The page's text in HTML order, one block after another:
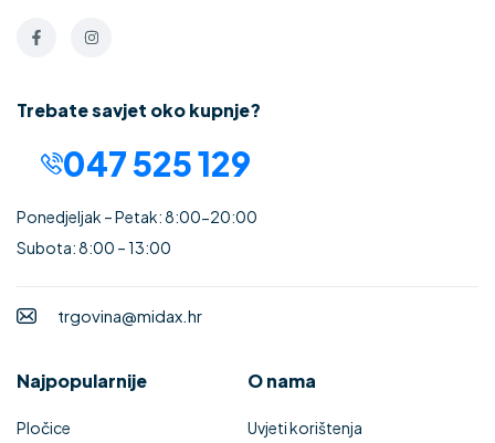
Trebate savjet oko kupnje?
047 525 129
Ponedjeljak – Petak: 8:00-20:00
Subota: 8:00 – 13:00
trgovina@midax.hr
Najpopularnije
Pločice
O nama
Uvjeti korištenja